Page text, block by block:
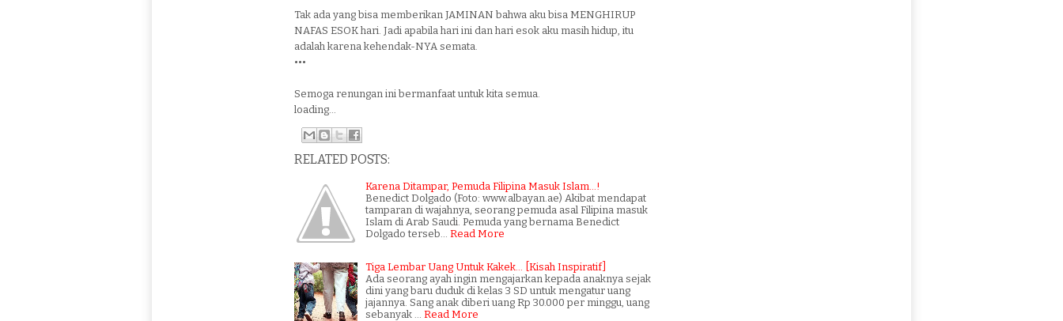
Tak ada yang bisa memberikan JAMINAN bahwa aku bisa MENGHIRUP
NAFAS ESOK hari. Jadi apabila hari ini dan hari esok aku masih hidup, itu
adalah karena kehendak-NYA semata.
•••
Semoga renungan ini bermanfaat untuk kita semua.
loading...
RELATED POSTS:
Karena Ditampar, Pemuda Filipina Masuk Islam...!
Benedict Dolgado (Foto: www.albayan.ae) Akibat mendapat
tamparan di wajahnya, seorang pemuda asal Filipina masuk
Islam di Arab Saudi. Pemuda yang bernama Benedict
Dolgado terseb…
Read More
Tiga Lembar Uang Untuk Kakek... [Kisah Inspiratif]
Ada seorang ayah ingin mengajarkan kepada anaknya sejak
dini yang baru duduk di kelas 3 SD untuk mengatur uang
jajannya. Sang anak diberi uang Rp 30.000 per minggu, uang
sebanyak …
Read More